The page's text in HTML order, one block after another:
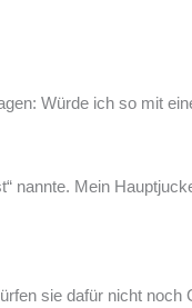
Würde ich so mit
Mein
sie dafür nicht